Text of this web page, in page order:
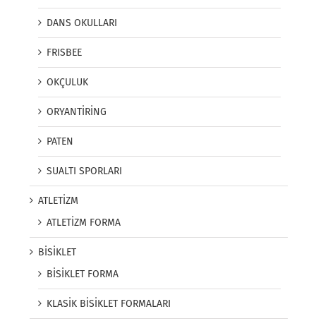
DANS OKULLARI
FRISBEE
OKÇULUK
ORYANTİRİNG
PATEN
SUALTI SPORLARI
ATLETİZM
ATLETİZM FORMA
BİSİKLET
BİSİKLET FORMA
KLASİK BİSİKLET FORMALARI